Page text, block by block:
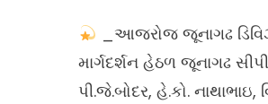
_આજરોજ જૂનાગઢ
માર્ગદર્શન હેઠળ જૂનાગઢ
પી.જે.બોદર, હે.કો.